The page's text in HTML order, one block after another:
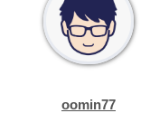
oomin77